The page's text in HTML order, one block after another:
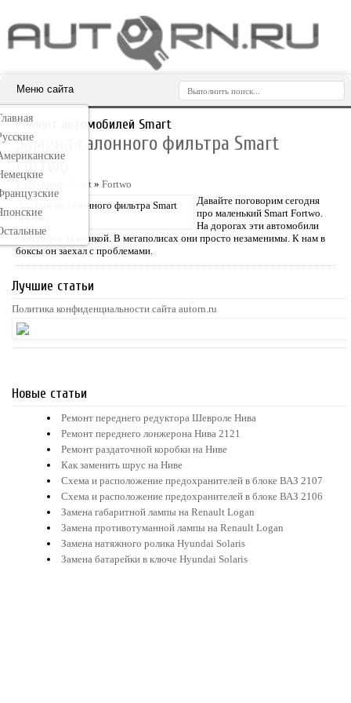
Меню сайта
Ремонт автомобилей Smart
Замена салонного фильтра Smart
Fortwo
Категория: Smart » Fortwo
Давайте поговорим сегодня
про маленький Smart Fortwo.
На дорогах эти автомобили
считаются экзотикой. В мегаполисах они просто незаменимы. К нам в
боксы он заехал с проблемами.
Лучшие статьи
Политика конфиденциальности сайта autorn.ru
Новые статьи
Ремонт переднего редуктора Шевроле Нива
Ремонт переднего лонжерона Нива 2121
Ремонт раздаточной коробки на Ниве
Как заменить шрус на Ниве
Схема и расположение предохранителей в блоке ВАЗ 2107
Схема и расположение предохранителей в блоке ВАЗ 2106
Замена габаритной лампы на Renault Logan
Замена противотуманной лампы на Renault Logan
Замена натяжного ролика Hyundai Solaris
Замена батарейки в ключе Hyundai Solaris